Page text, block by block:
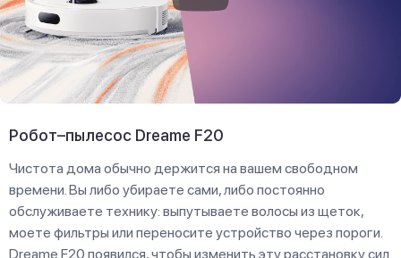
Робот–пылесос Dreame F20
Чистота дома обычно держится на вашем свободном
времени. Вы либо убираете сами, либо постоянно
обслуживаете технику: выпутываете волосы из щеток,
моете фильтры или переносите устройство через пороги.
Dreame F20 появился, чтобы изменить эту расстановку сил.